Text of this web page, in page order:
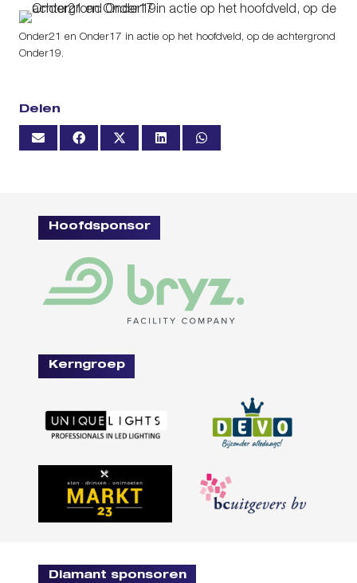
Onder21 en Onder17 in actie op het hoofdveld, op de achtergrond
Onder19.
Delen
Hoofdsponsor
Kerngroep
Diamant sponsoren